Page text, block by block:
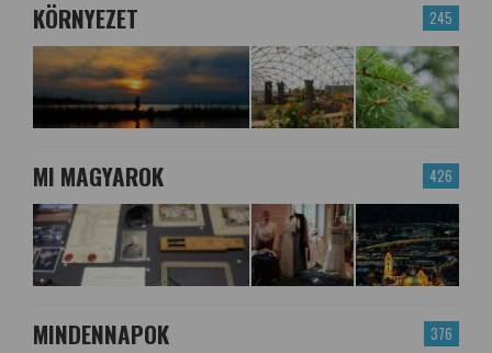
245
KÖRNYEZET
426
MI MAGYAROK
376
MINDENNAPOK